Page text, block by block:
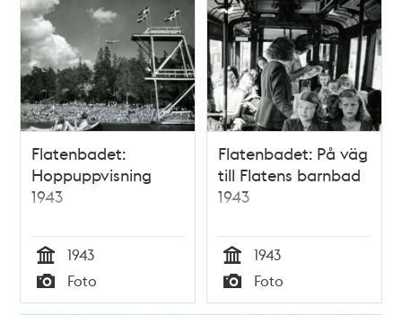
Flatenbadet:
Hoppuppvisning
1943
Tid
1943
Typ
Foto
Flatenbadet: På väg
till Flatens barnbad
1943
Tid
1943
Typ
Foto